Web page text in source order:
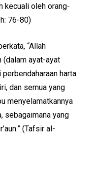
kecuali oleh orang-
76-80)
“Allah
(dalam ayat-ayat
harta
dan semua yang
menyelamatkannya
sebagaimana yang
(Tafsir al-